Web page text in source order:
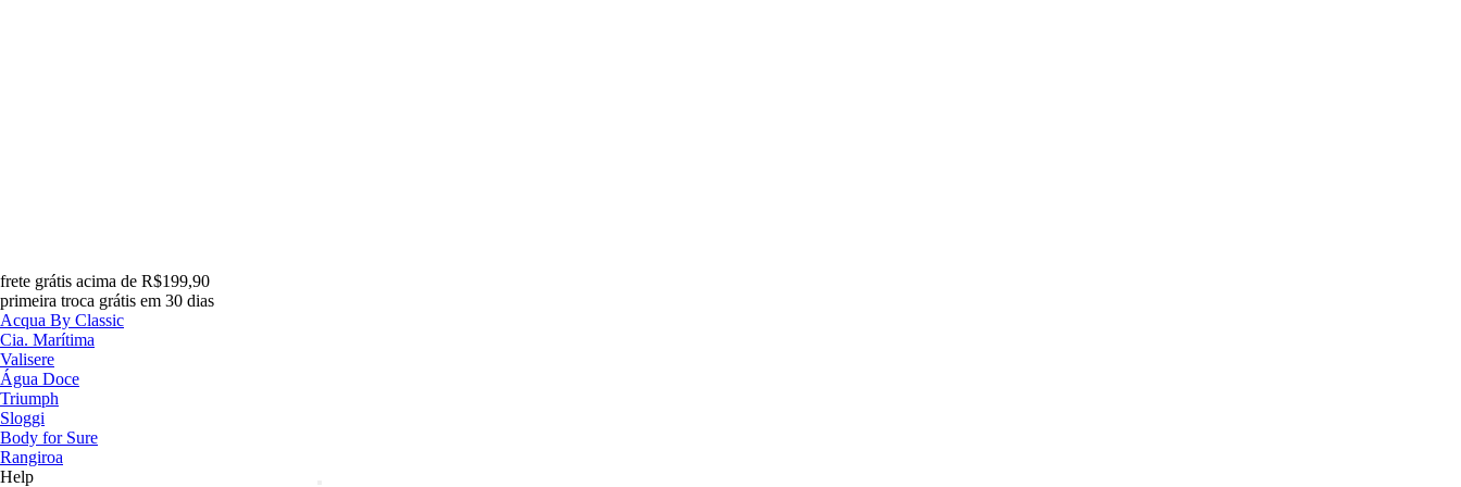
frete grátis acima de R$199,90
primeira troca grátis em 30 dias
Acqua By Classic
Cia. Marítima
Valisere
Água Doce
Triumph
Sloggi
Body for Sure
Rangiroa
Help